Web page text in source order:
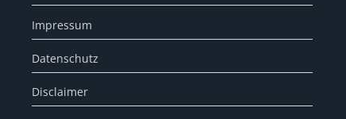
Impressum
Datenschutz
Disclaimer